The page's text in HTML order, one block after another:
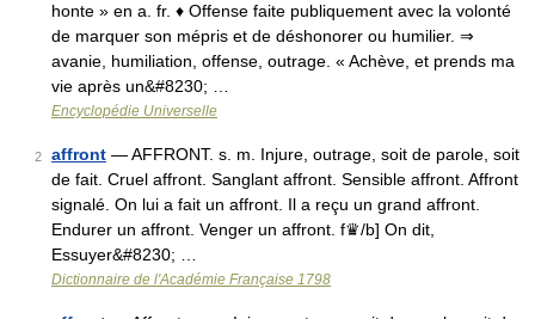
honte » en a. fr. ♦ Offense faite publiquement avec la volonté
de marquer son mépris et de déshonorer ou humilier. ⇒
avanie, humiliation, offense, outrage. « Achève, et prends ma
vie après un&#8230; …
Encyclopédie Universelle
2 affront — AFFRONT. s. m. Injure, outrage, soit de parole, soit
de fait. Cruel affront. Sanglant affront. Sensible affront. Affront
signalé. On lui a fait un affront. Il a reçu un grand affront.
Endurer un affront. Venger un affront. f♛/b] On dit,
Essuyer&#8230; …
Dictionnaire de l'Académie Française 1798